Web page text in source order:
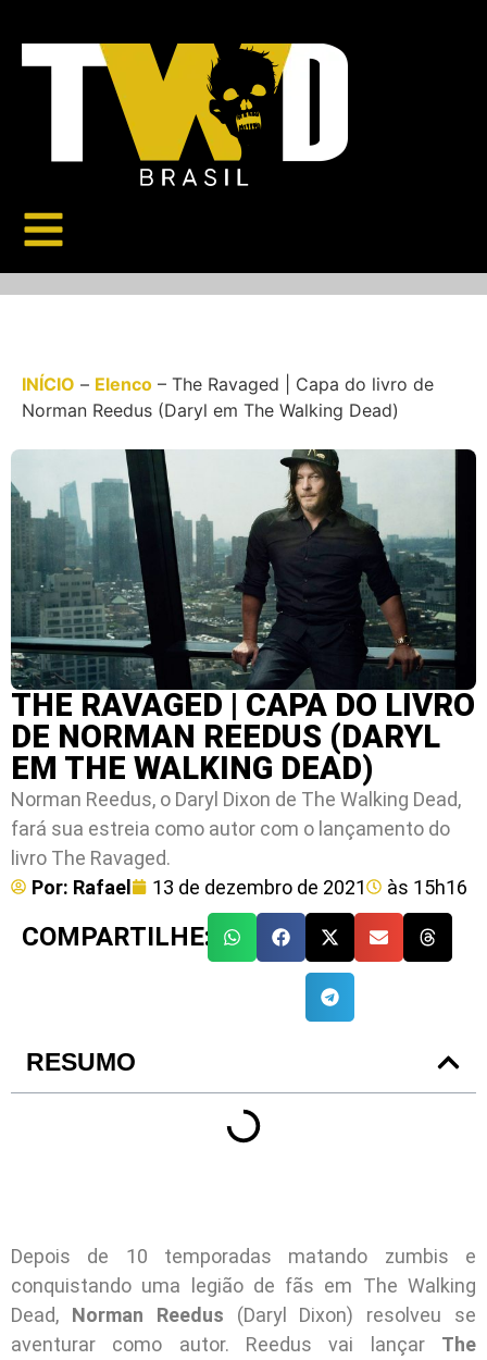
INÍCIO – Elenco – The Ravaged | Capa do livro de
Norman Reedus (Daryl em The Walking Dead)
THE RAVAGED | CAPA DO LIVRO
DE NORMAN REEDUS (DARYL
EM THE WALKING DEAD)
Norman Reedus, o Daryl Dixon de The Walking Dead,
fará sua estreia como autor com o lançamento do
livro The Ravaged.
Por: Rafael 13 de dezembro de 2021 às 15h16
COMPARTILHE:
RESUMO
Depois de 10 temporadas matando zumbis e
conquistando uma legião de fãs em The Walking
Dead, Norman Reedus (Daryl Dixon) resolveu se
aventurar como autor. Reedus vai lançar The